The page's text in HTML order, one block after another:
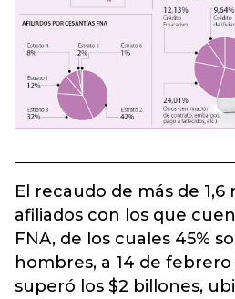
El recaudo de más de 1,6
afiliados con los que
FNA, de los cuales 45%
hombres, a 14 de
superó los $2 billones,